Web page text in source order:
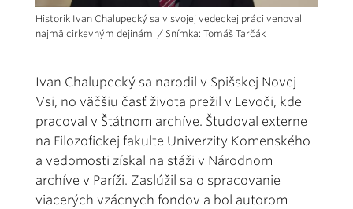
Historik Ivan Chalupecký sa v svojej vedeckej práci venoval
najmä cirkevným dejinám. / Snímka: Tomáš Tarčák
Ivan Chalupecký sa narodil v Spišskej Novej
Vsi, no väčšiu časť života prežil v Levoči, kde
pracoval v Štátnom archíve. Študoval externe
na Filozofickej fakulte Univerzity Komenského
a vedomosti získal na stáži v Národnom
archíve v Paríži. Zaslúžil sa o spracovanie
viacerých vzácnych fondov a bol autorom